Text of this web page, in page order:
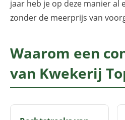
jaar heb je op deze manier al
zonder de meerprijs van
Waarom een
van Kwekerij